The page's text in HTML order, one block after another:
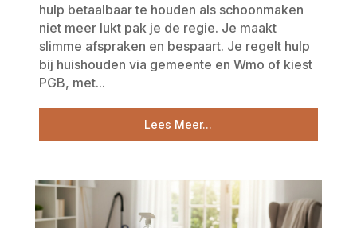
hulp betaalbaar te houden als schoonmaken
niet meer lukt pak je de regie. Je maakt
slimme afspraken en bespaart. Je regelt hulp
bij huishouden via gemeente en Wmo of kiest
PGB, met...
Lees Meer...